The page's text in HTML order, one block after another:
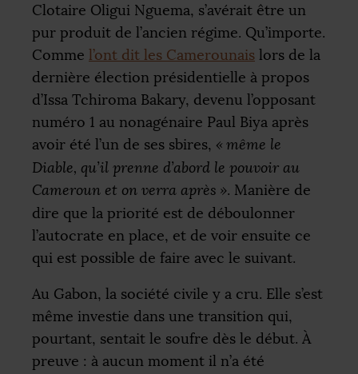
Clotaire Oligui Nguema, s’avérait être un
pur produit de l’ancien régime. Qu’importe.
Comme l’ont dit les Camerounais lors de la
dernière élection présidentielle à propos
d’Issa Tchiroma Bakary, devenu l’opposant
numéro 1 au nonagénaire Paul Biya après
avoir été l’un de ses sbires, « même le
Diable, qu’il prenne d’abord le pouvoir au
Cameroun et on verra après ». Manière de
dire que la priorité est de déboulonner
l’autocrate en place, et de voir ensuite ce
qui est possible de faire avec le suivant.
Au Gabon, la société civile y a cru. Elle s’est
même investie dans une transition qui,
pourtant, sentait le soufre dès le début. À
preuve : à aucun moment il n’a été